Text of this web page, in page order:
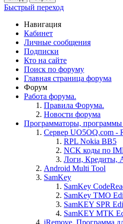
Быстрый переход
Навигация
Кабинет
Личные сообщения
Подписки
Кто на сайте
Поиск по форуму
Главная страница форума
Форум
Работа форума.
Правила Форума.
Новости форума
Программаторы, программы
Сервер UO5OQ.com -
RPL Nokia BB5
NCK коды по
Логи, Кредиты,
Android Multi Tool
SamKey
SamKey
SamKey TMO
SamKEY SPR
SamKEY MTK
iRemove. Программа